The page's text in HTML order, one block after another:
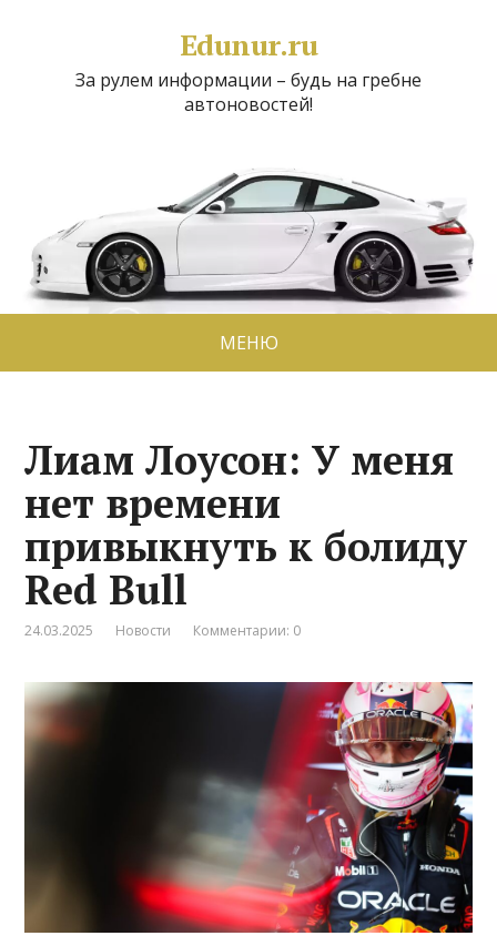
Edunur.ru
За рулем информации – будь на гребне
автоновостей!
МЕНЮ
Лиам Лоусон: У меня
нет времени
привыкнуть к болиду
Red Bull
24.03.2025 Новости Комментарии: 0